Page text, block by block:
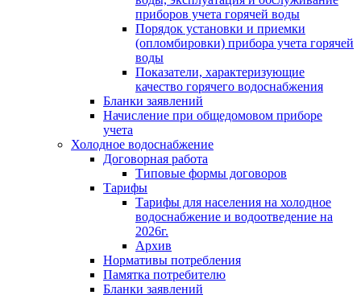
приборов учета горячей воды
Порядок установки и приемки
(опломбировки) прибора учета горячей
воды
Показатели, характеризующие
качество горячего водоснабжения
Бланки заявлений
Начисление при общедомовом приборе
учета
Холодное водоснабжение
Договорная работа
Типовые формы договоров
Тарифы
Тарифы для населения на холодное
водоснабжение и водоотведение на
2026г.
Архив
Нормативы потребления
Памятка потребителю
Бланки заявлений